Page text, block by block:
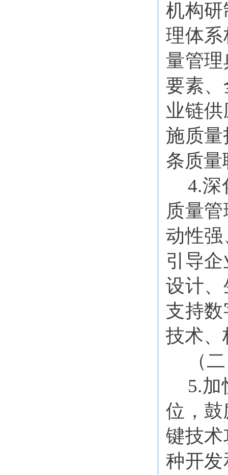
机构
理体
量管
要素
业链
施质
条质量
4.深
质量
动性
引导
设计
支持
技术、
（
5.
位，
键技
种开